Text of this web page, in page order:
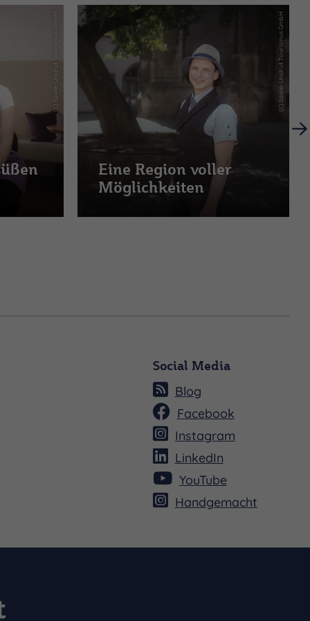
(c) Saale-Unstrut Tourismus GmbH (c) Saale-Unstrut Tourismus GmbH
Eine Region voller
Möglichkeiten
Social Media
Blog
Facebook
Instagram
LinkedIn
YouTube
Handgemacht